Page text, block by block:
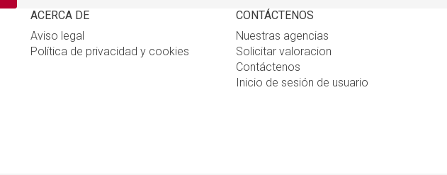
ACERCA DE
Aviso legal
Política de privacidad y cookies
CONTÁCTENOS
Nuestras agencias
Solicitar valoracion
Contáctenos
Inicio de sesión de usuario